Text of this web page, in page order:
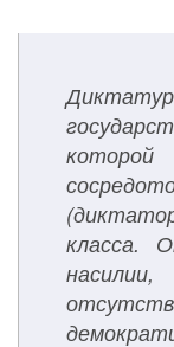
которой
класса.